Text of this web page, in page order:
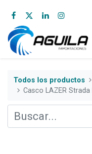
Todos los productos
Casco LAZER